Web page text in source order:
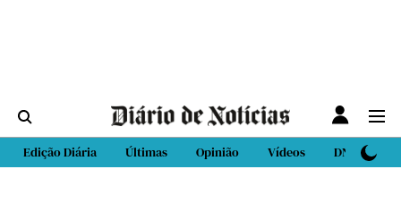
Edição Diária Últimas Opinião Vídeos DN Sport